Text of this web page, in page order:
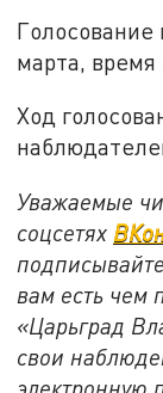
марта,
Ход
Уважаемые
соцсетях
вам есть чем
«Царьград
свои